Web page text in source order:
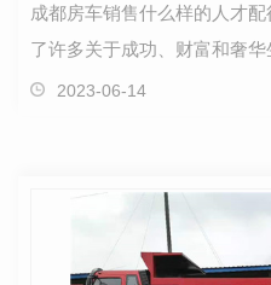
成都房车销售什么样的人才
了许多关于成功、财富和奢
来说，房车是一种显摆自己
2023-06-14